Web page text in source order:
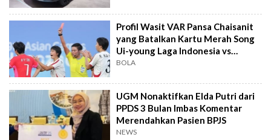
Profil Wasit VAR Pansa Chaisanit
yang Batalkan Kartu Merah Song
Ui-young Laga Indonesia vs
Singapura
BOLA
UGM Nonaktifkan Elda Putri dari
PPDS 3 Bulan Imbas Komentar
Merendahkan Pasien BPJS
NEWS